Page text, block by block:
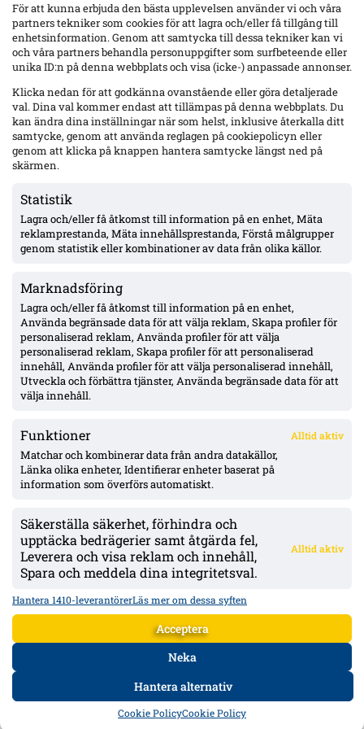
För att kunna erbjuda den bästa upplevelsen använder vi och våra
partners tekniker som cookies för att lagra och/eller få tillgång till
enhetsinformation. Genom att samtycka till dessa tekniker kan vi
och våra partners behandla personuppgifter som surfbeteende eller
unika ID:n på denna webbplats och visa (icke-) anpassade annonser.
Klicka nedan för att godkänna ovanstående eller göra detaljerade
val. Dina val kommer endast att tillämpas på denna webbplats. Du
kan ändra dina inställningar när som helst, inklusive återkalla ditt
samtycke, genom att använda reglagen på cookiepolicyn eller
genom att klicka på knappen hantera samtycke längst ned på
skärmen.
Statistik
Lagra och/eller få åtkomst till information på en enhet, Mäta
reklamprestanda, Mäta innehållsprestanda, Förstå målgrupper
genom statistik eller kombinationer av data från olika källor.
Marknadsföring
Lagra och/eller få åtkomst till information på en enhet,
Använda begränsade data för att välja reklam, Skapa profiler för
personaliserad reklam, Använda profiler för att välja
personaliserad reklam, Skapa profiler för att personaliserad
innehåll, Använda profiler för att välja personaliserad innehåll,
Utveckla och förbättra tjänster, Använda begränsade data för att
välja innehåll.
Funktioner Alltid aktiv
Matchar och kombinerar data från andra datakällor,
Länka olika enheter, Identifierar enheter baserat på
information som överförs automatiskt.
Säkerställa säkerhet, förhindra och
upptäcka bedrägerier samt åtgärda fel,
Leverera och visa reklam och innehåll,
Spara och meddela dina integritetsval.
Alltid aktiv
Hantera 1410-leverantörerLäs mer om dessa syften
Acceptera
Neka
Hantera alternativ
Cookie PolicyCookie Policy
Senaste
nästa vecka
Wernbloom jämför IFK Göteborgs 16-årige Oliver Månsson med
Uppgifter: Djurgården överens med Hønefoss om Sander
Ringberg – miljonbelopp, toppförsäljning från norska
tredjeligan
Sent ras för Mjällby: 1–2 mot Slovan Bratislava – måste vända
borta
Elliot Stroud lämnar Mjällby: flyger till England i morgon – Hull
nära, affär runt 39 Mkr
ÖVERSIKT
Nyheter & Reportage
Spelarbetyg
KONTAKT
kontakt@bollsvenskan.se
redaktionen@bollsvenskan.se
jobb@bollsvenskan.se
ÖVRIGT
Annonsera
Personuppgiftspolicy
DATA FORUM